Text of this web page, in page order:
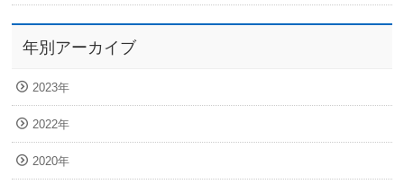
年別アーカイブ
2023年
2022年
2020年